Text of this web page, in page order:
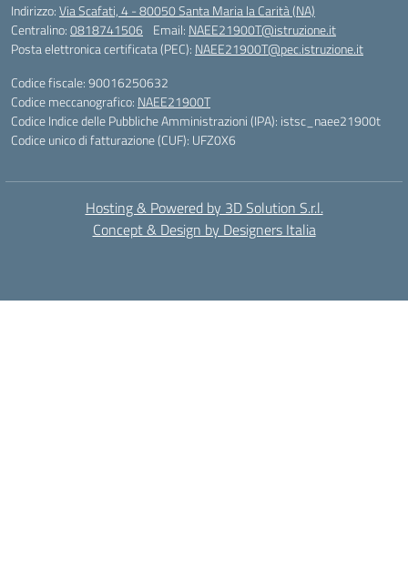
Indirizzo:Via Scafati, 4 - 80050 Santa Maria la Carità (NA)
Centralino:0818741506 Email: NAEE21900T@istruzione.it
Posta elettronica certificata (PEC): NAEE21900T@pec.istruzione.it
Codice fiscale: 90016250632
Codice meccanografico: NAEE21900T
Codice Indice delle Pubbliche Amministrazioni (IPA): istsc_naee21900t
Codice unico di fatturazione (CUF): UFZ0X6
Hosting & Powered by 3D Solution S.r.l.
Concept & Design by Designers Italia